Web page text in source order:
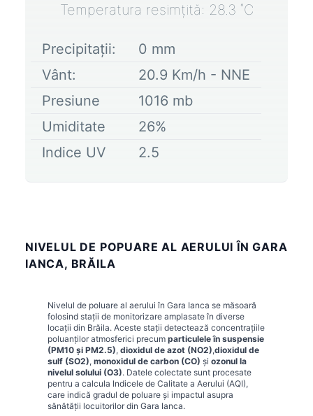
Temperatura resimțită: 28.3 ˚C
Precipitații: 0 mm
Vânt:
20.9 Km/h - NNE
Presiune
1016 mb
Umiditate
26%
Indice UV
2.5
NIVELUL DE POPUARE AL AERULUI ÎN GARA
IANCA, BRĂILA
Nivelul de poluare al aerului în Gara Ianca se măsoară
folosind stații de monitorizare amplasate în diverse
locații din Brăila. Aceste stații detectează concentrațiile
poluanților atmosferici precum particulele în suspensie
(PM10 și PM2.5), dioxidul de azot (NO2),dioxidul de
sulf (SO2), monoxidul de carbon (CO) și ozonul la
nivelul solului (O3). Datele colectate sunt procesate
pentru a calcula Indicele de Calitate a Aerului (AQI),
care indică gradul de poluare și impactul asupra
sănătății locuitorilor din Gara Ianca.